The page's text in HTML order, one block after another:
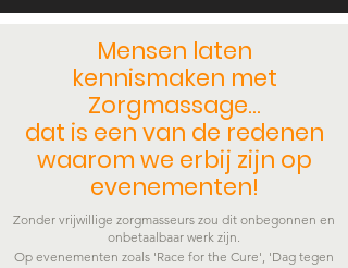
Mensen laten
kennismaken met
Zorgmassage...
dat is een van de redenen
waarom we erbij zijn op
evenementen!
Zonder vrijwillige zorgmasseurs zou dit onbegonnen en
onbetaalbaar werk zijn.
Op evenementen zoals 'Race for the Cure', 'Dag tegen